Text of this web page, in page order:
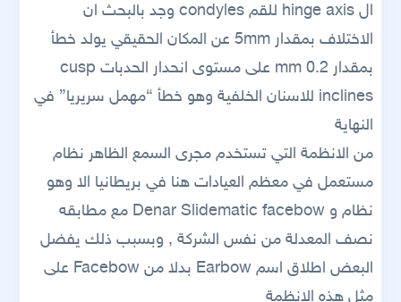
ال hinge axis للقم condyles وجد بالبحث ان
الاختلاف بمقدار 5mm عن المكان الحقيقي يولد خطأ
بمقدار 0.2 mm على مستوى انحدار الحدبات cusp
inclines للاسنان الخلفية وهو خطأ “مهمل سريريا” في
النهاية
من الانظمة التي تستخدم مجرى السمع الظاهر نظام
مستعمل في معظم العيادات هنا في بريطانيا الا وهو
نظام و Denar Slidematic facebow مع مطابقه
نصف المعدلة من نفس الشركة , وبسبب ذلك يفضل
البعض اطلاق اسم Earbow بدلا من Facebow على
مثل هذه الانظمة